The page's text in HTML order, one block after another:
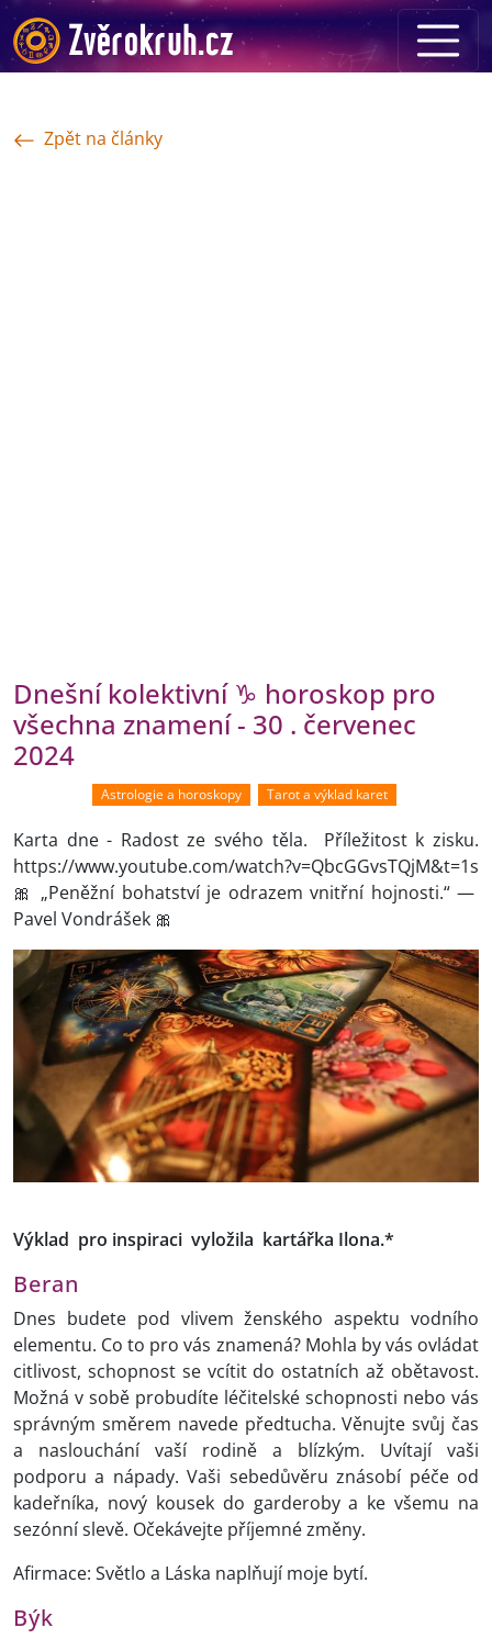
Zpět na články
Dnešní kolektivní ♑ horoskop pro
všechna znamení - 30 . červenec
2024
Astrologie a horoskopy Tarot a výklad karet
Karta dne - Radost ze svého těla. Příležitost k zisku.
https://www.youtube.com/watch?v=QbcGGvsTQjM&t=1s
🎀 „Peněžní bohatství je odrazem vnitřní hojnosti.“ —
Pavel Vondrášek 🎀
Výklad pro inspiraci vyložila kartářka Ilona.*
Beran
Dnes budete pod vlivem ženského aspektu vodního
elementu. Co to pro vás znamená? Mohla by vás ovládat
citlivost, schopnost se vcítit do ostatních až obětavost.
Možná v sobě probudíte léčitelské schopnosti nebo vás
správným směrem navede předtucha. Věnujte svůj čas
a naslouchání vaší rodině a blízkým. Uvítají vaši
podporu a nápady. Vaši sebedůvěru znásobí péče od
kadeřníka, nový kousek do garderoby a ke všemu na
sezónní slevě. Očekávejte příjemné změny.
Afirmace: Světlo a Láska naplňují moje bytí.
Býk